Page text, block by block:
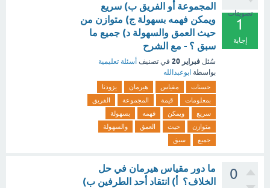
تصويتات
1
إجابة
المجموعة أو الفريق ب) سريع
ويمكن فهمه بسهولة ج) متوازن من
حيث العمق والسهولة د) جميع ما
سبق ؟ - مع الشرح
سُئل فبراير 20 في تصنيف أسئلة تعليمية
بواسطة ابوعبدالله
حسنات مقياس هيرمان
يزودنا
بمعلومات
قيمة المجموعة
الفريق
سريع
ويمكن فهمه
بسهولة
متوازن
حيث العمق
والسهولة
جميع
سبق
0
ما دور مقياس هيرمان في حل
الخلاف؟ أ) انتقاد أحد الطرفين ب)